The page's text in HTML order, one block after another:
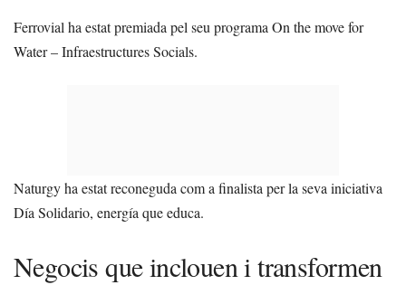
Ferrovial ha estat premiada pel seu programa On the move for
Water – Infraestructures Socials.
Naturgy ha estat reconeguda com a finalista per la seva iniciativa
Día Solidario, energía que educa.
Negocis que inclouen i transformen